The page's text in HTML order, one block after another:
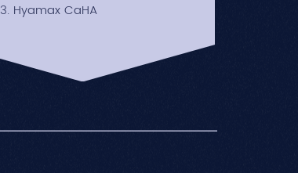
3. Hyamax CaHA